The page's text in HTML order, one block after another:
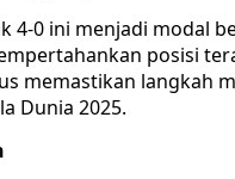
4-0 ini menjadi modal
posisi
memastikan langkah
Dunia 2025.